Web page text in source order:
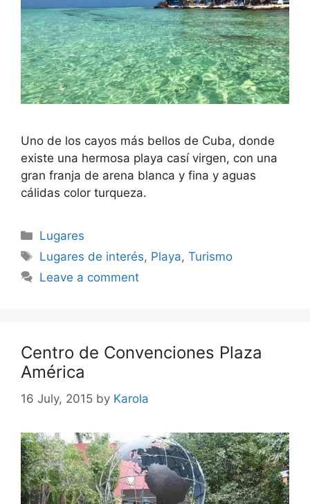
Uno de los cayos más bellos de Cuba, donde
existe una hermosa playa casí virgen, con una
gran franja de arena blanca y fina y aguas
cálidas color turqueza.
Categories
Lugares
Tags
Lugares de interés, Playa,Turismo
Leave a comment
Centro de Convenciones Plaza
América
16 July, 2015 by Karola